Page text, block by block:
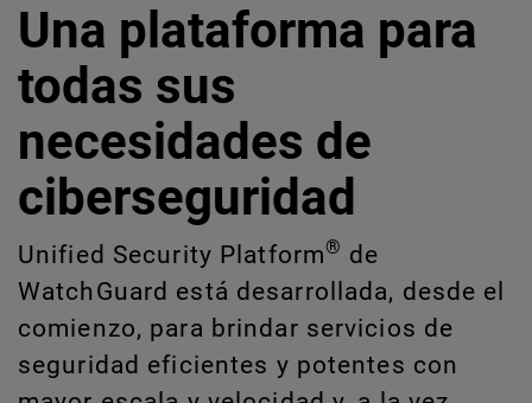
Una plataforma para
todas sus
necesidades de
ciberseguridad
Unified Security Platform® de
WatchGuard está desarrollada, desde el
comienzo, para brindar servicios de
seguridad eficientes y potentes con